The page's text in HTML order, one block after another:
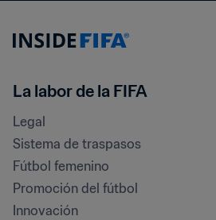
La labor de la FIFA
Legal
Sistema de traspasos
Fútbol femenino
Promoción del fútbol
Innovación